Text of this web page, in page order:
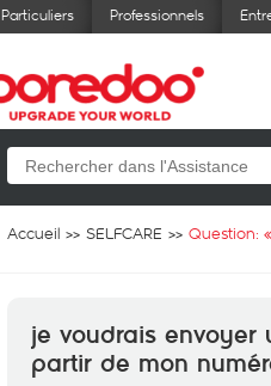
Particuliers Professionnels
Accueil SELFCARE Question: «
je voudrais envoyer
partir de mon